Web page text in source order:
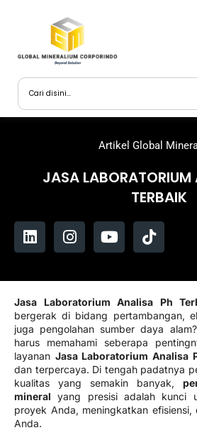
Artikel Global
JASA LABORATORIUM
TERBAIK
Jasa Laboratorium Analisa Ph
bergerak di bidang pertambangan,
juga pengolahan sumber daya
harus memahami seberapa
layanan Jasa Laboratorium Analisa
dan terpercaya. Di tengah padatnya
kualitas yang semakin banyak,
mineral yang presisi adalah kunci
proyek Anda, meningkatkan efisiensi,
Anda.